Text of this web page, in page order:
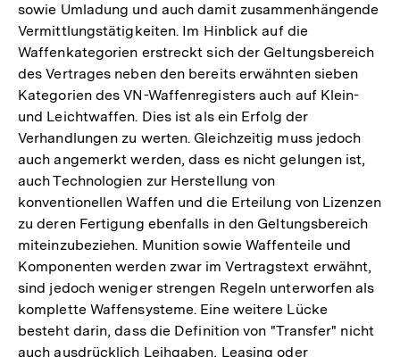
sowie Umladung und auch damit zusammenhängende
Vermittlungstätigkeiten. Im Hinblick auf die
Waffenkategorien erstreckt sich der Geltungsbereich
des Vertrages neben den bereits erwähnten sieben
Kategorien des VN-Waffenregisters auch auf Klein-
und Leichtwaffen. Dies ist als ein Erfolg der
Verhandlungen zu werten. Gleichzeitig muss jedoch
auch angemerkt werden, dass es nicht gelungen ist,
auch Technologien zur Herstellung von
konventionellen Waffen und die Erteilung von Lizenzen
zu deren Fertigung ebenfalls in den Geltungsbereich
miteinzubeziehen. Munition sowie Waffenteile und
Komponenten werden zwar im Vertragstext erwähnt,
sind jedoch weniger strengen Regeln unterworfen als
komplette Waffensysteme. Eine weitere Lücke
besteht darin, dass die Definition von "Transfer" nicht
auch ausdrücklich Leihgaben, Leasing oder